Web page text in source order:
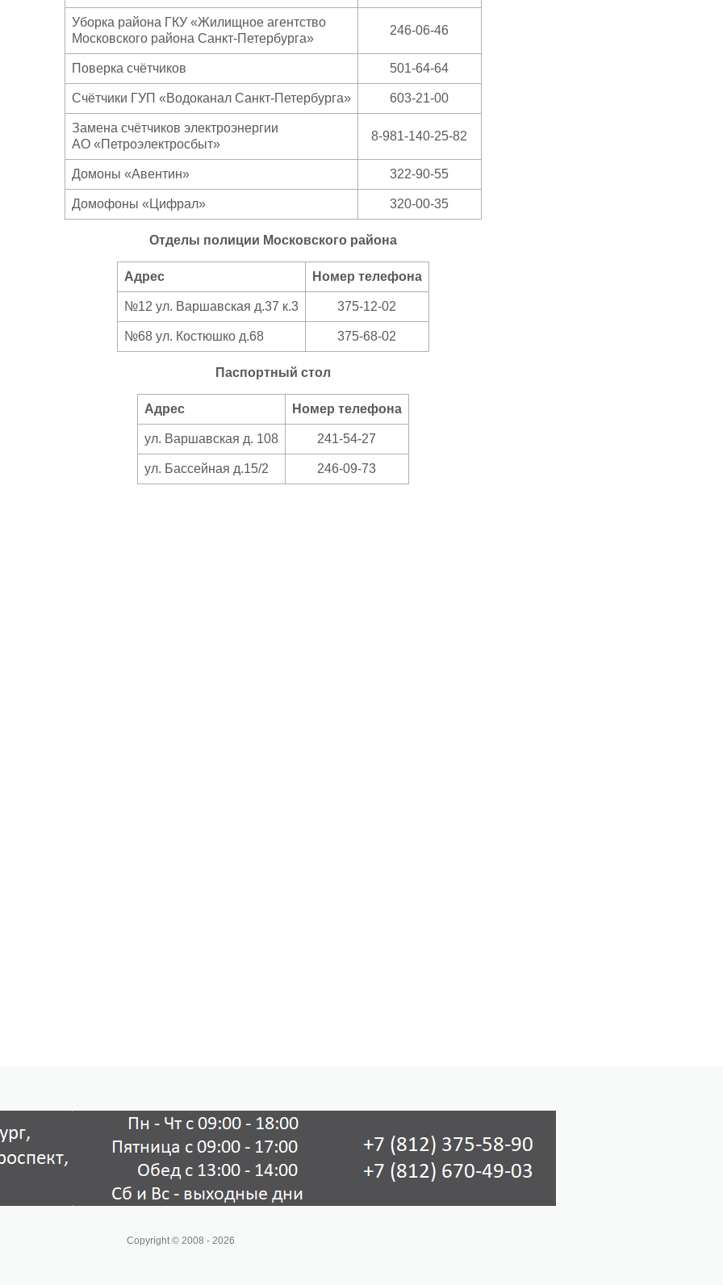
Уборка района ГКУ «Жилищное агентство
Московского района Санкт-Петербурга»
246-06-46
Поверка счётчиков 501-64-64
Счётчики ГУП «Водоканал Санкт-Петербурга» 603-21-00
Замена счётчиков электроэнергии
АО «Петроэлектросбыт»
8-981-140-25-82
Домоны «Авентин» 322-90-55
Домофоны «Цифрал» 320-00-35
Отделы полиции Московского района
Адрес Номер телефона
№12 ул. Варшавская д.37 к.3 375-12-02
№68 ул. Костюшко д.68 375-68-02
Паспортный стол
Адрес Номер телефона
ул. Варшавская д. 108 241-54-27
ул. Бассейная д.15/2 246-09-73
Copyright © 2008 - 2026